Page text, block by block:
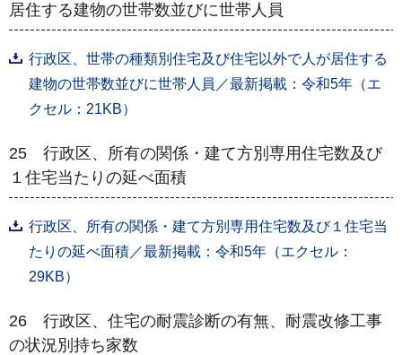
居住する建物の世帯数並びに世帯人員
行政区、世帯の種類別住宅及び住宅以外で人が居住する
建物の世帯数並びに世帯人員／最新掲載：令和5年（エ
クセル：21KB）
25 行政区、所有の関係・建て方別専用住宅数及び
１住宅当たりの延べ面積
行政区、所有の関係・建て方別専用住宅数及び１住宅当
たりの延べ面積／最新掲載：令和5年（エクセル：
29KB）
26 行政区、住宅の耐震診断の有無、耐震改修工事
の状況別持ち家数